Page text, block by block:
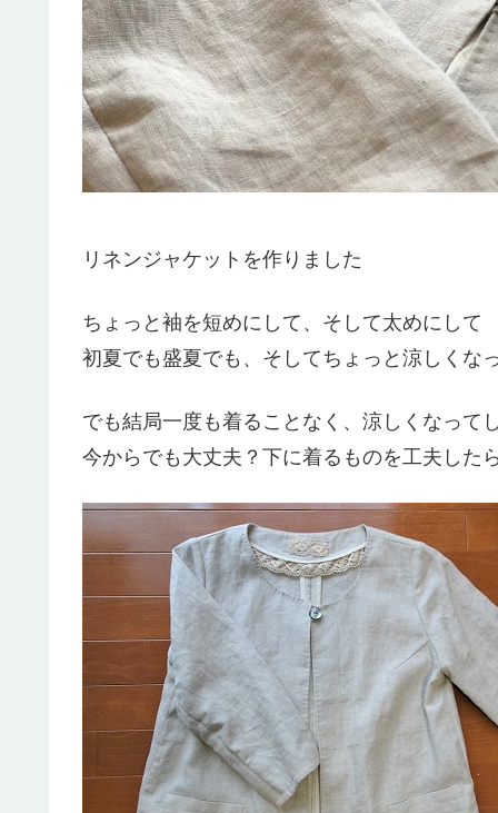
リネンジャケットを作りました
ちょっと袖を短めにして、そして太めにして
初夏でも盛夏でも、そしてちょっと涼しくな
でも結局一度も着ることなく、涼しくなって
今からでも大丈夫？下に着るものを工夫した